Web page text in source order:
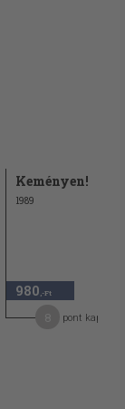
Keményen!
1989
980 ,-Ft
pont kapható